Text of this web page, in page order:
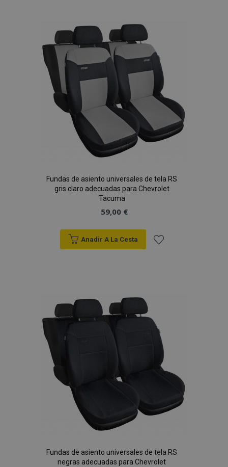
de
Deseos
Fundas de asiento universales de tela RS
gris claro adecuadas para Chevrolet
Tacuma
59,00 €
Anadir A La Cesta
de
Deseos
Fundas de asiento universales de tela RS
negras adecuadas para Chevrolet